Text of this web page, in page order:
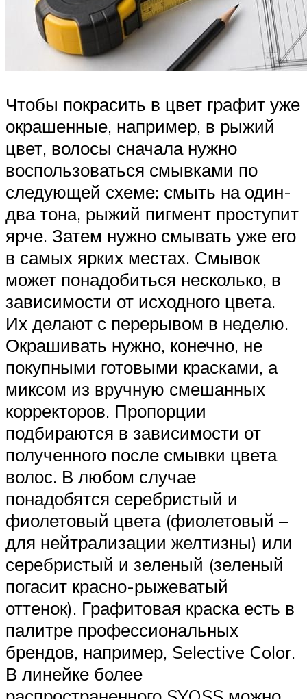
Чтобы покрасить в цвет графит уже
окрашенные, например, в рыжий
цвет, волосы сначала нужно
воспользоваться смывками по
следующей схеме: смыть на один-
два тона, рыжий пигмент проступит
ярче. Затем нужно смывать уже его
в самых ярких местах. Смывок
может понадобиться несколько, в
зависимости от исходного цвета.
Их делают с перерывом в неделю.
Окрашивать нужно, конечно, не
покупными готовыми красками, а
миксом из вручную смешанных
корректоров. Пропорции
подбираются в зависимости от
полученного после смывки цвета
волос. В любом случае
понадобятся серебристый и
фиолетовый цвета (фиолетовый –
для нейтрализации желтизны) или
серебристый и зеленый (зеленый
погасит красно-рыжеватый
оттенок). Графитовая краска есть в
палитре профессиональных
брендов, например, Selective Color.
В линейке более